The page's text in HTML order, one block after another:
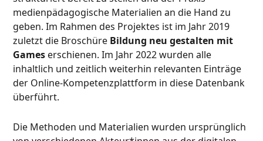
medienpädagogische Materialien an die Hand zu
geben. Im Rahmen des Projektes ist im Jahr 2019
zuletzt die Broschüre Bildung neu gestalten mit
Games erschienen. Im Jahr 2022 wurden alle
inhaltlich und zeitlich weiterhin relevanten Einträge
der Online-Kompetenzplattform in diese Datenbank
überführt.
Die Methoden und Materialien wurden ursprünglich